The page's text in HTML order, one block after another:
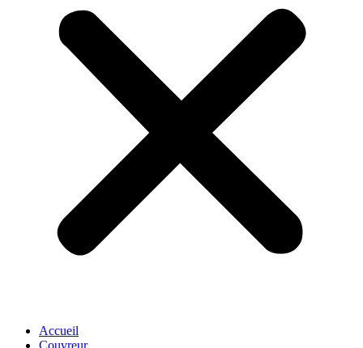
Accueil
Couvreur